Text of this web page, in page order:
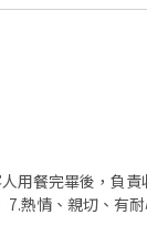
用餐完畢後，負
熱情、親切、有